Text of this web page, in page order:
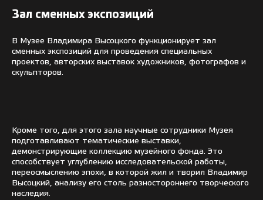
Зал сменных экспозиций
В Музее Владимира Высоцкого функционирует зал
сменных экспозиций для проведения специальных
проектов, авторских выставок художников, фотографов и
скульпторов.
Кроме того, для этого зала научные сотрудники Музея
подготавливают тематические выставки,
демонстрирующие коллекцию музейного фонда. Это
способствует углублению исследовательской работы,
переосмыслению эпохи, в которой жил и творил Владимир
Высоцкий, анализу его столь разностороннего творческого
наследия.